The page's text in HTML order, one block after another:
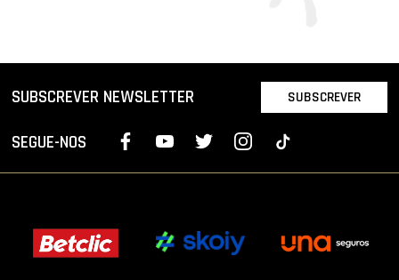
SUBSCREVER NEWSLETTER SUBSCREVER
SEGUE-NOS